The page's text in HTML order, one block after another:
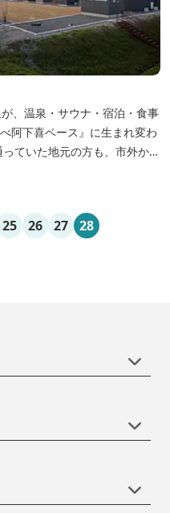
、温泉・サウナ・宿泊・食事
阿下喜ベース』に生まれ変わ
る施設になります。今まで人
リアやコンテナタイプの宿
ます。 「いなべ阿下
25 26 27 28